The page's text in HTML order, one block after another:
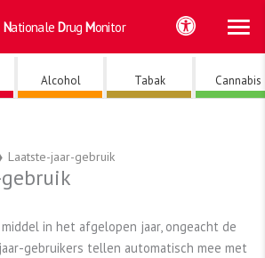
Nationale Drug Monitor
Alcohol Tabak Cannabis
Laatste-jaar-gebruik
in het afgelopen jaar, ongeacht de
gebruikers tellen automatisch mee met